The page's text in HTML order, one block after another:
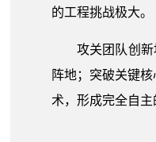
的工程挑战极大。
攻关团队创
阵地；突破关键
术，形成完全自主